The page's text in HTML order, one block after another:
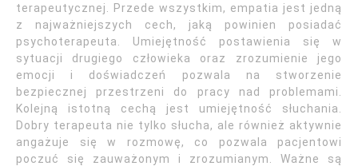
terapeutycznej. Przede wszystkim, empatia jest jedną
z najważniejszych cech, jaką powinien posiadać
psychoterapeuta. Umiejętność postawienia się w
sytuacji drugiego człowieka oraz zrozumienie jego
emocji i doświadczeń pozwala na stworzenie
bezpiecznej przestrzeni do pracy nad problemami.
Kolejną istotną cechą jest umiejętność słuchania.
Dobry terapeuta nie tylko słucha, ale również aktywnie
angażuje się w rozmowę, co pozwala pacjentowi
poczuć się zauważonym i zrozumianym. Ważne są